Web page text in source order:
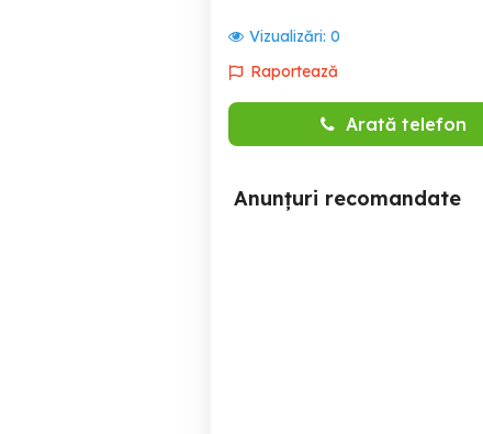
Vizualizări: 0
Raportează
Arată telefon
Anunțuri recomandate